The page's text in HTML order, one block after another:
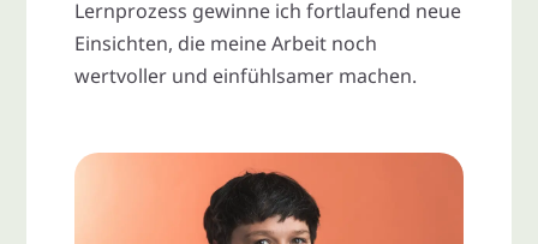
Lernprozess gewinne ich fortlaufend neue
Einsichten, die meine Arbeit noch
wertvoller und einfühlsamer machen.